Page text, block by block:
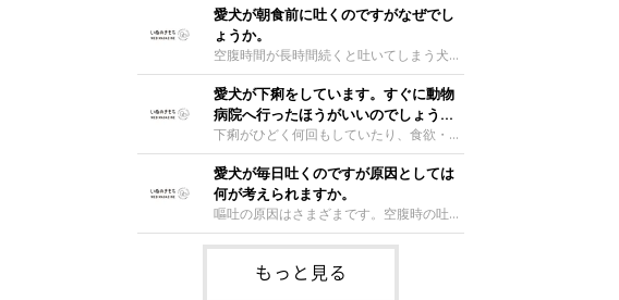
汁が分泌されたりします。
愛犬が朝食前に吐くのですがなぜでし
ょうか。
空腹時間が長時間続くと吐いてしまう犬は
います。頻繁に食前に吐いてしまうのであ
れば、夕飯時間を遅くする
愛犬が下痢をしています。すぐに動物
病院へ行ったほうがいいのでしょう
か。
下痢がひどく何回もしていたり、食欲・元
気もないようでしたら動物病院に連れて行
きましょう。1回したきり
愛犬が毎日吐くのですが原因としては
何が考えられますか。
嘔吐の原因はさまざまです。空腹時の吐き
気、胃腸炎、腸閉塞、内蔵・代謝性疾患な
どがあげられます。様子を
もっと見る